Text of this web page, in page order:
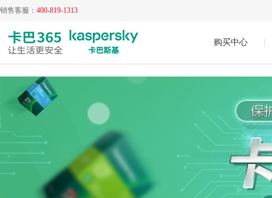
销售客服： 400-819-1313
购买中心